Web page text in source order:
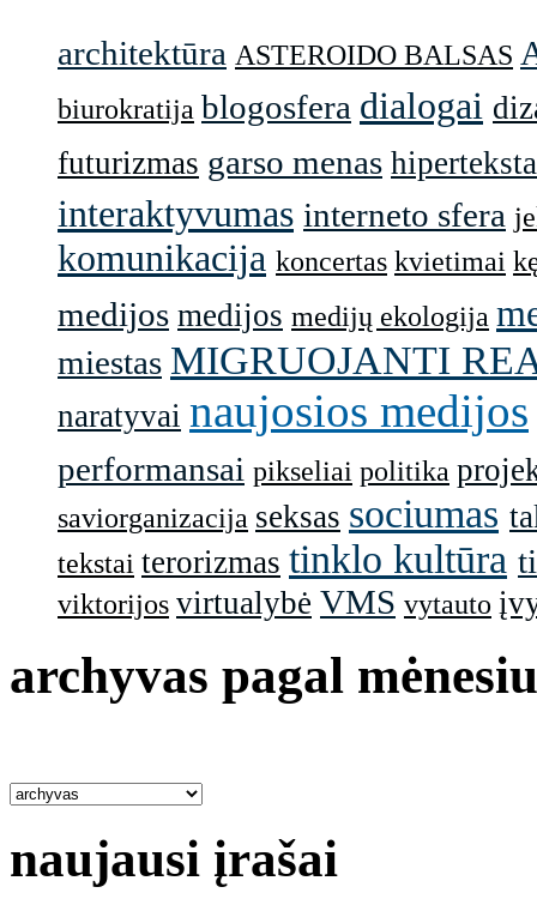
architektūra ASTEROIDO BALSAS
biurokratija blogosfera dialogai
futurizmas garso menas
interaktyvumas interneto sfera
komunikacija koncertas kvietimai
medijos medijos medijų ekologija
miestas MIGRUOJANTI
naratyvai naujosios medijos
performansai pikseliai politika
saviorganizacija seksas sociumas
tekstai terorizmas tinklo kultūra
viktorijos virtualybė VMS vytauto
archyvas pagal
naujausi įrašai